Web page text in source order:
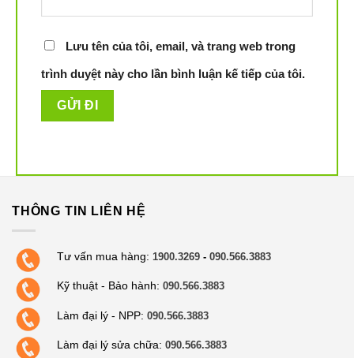
Sấy quần áo nhanh hơn với tính năng sấy nhanh 23p
đạt mức 45 độ C.- Thổi hơi: sấy không gia nhiệt bằng
Lưu tên của tôi, email, và trang web trong
trình duyệt này cho lần bình luận kế tiếp của tôi.
THÔNG TIN LIÊN HỆ
Tư vấn mua hàng: 1900.3269 -090.566.3883
Kỹ thuật - Bảo hành: 090.566.3883
Làm đại lý - NPP: 090.566.3883
Làm đại lý sửa chữa: 090.566.3883